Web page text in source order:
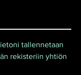
tallennetaan
rekisteriin yhtiön